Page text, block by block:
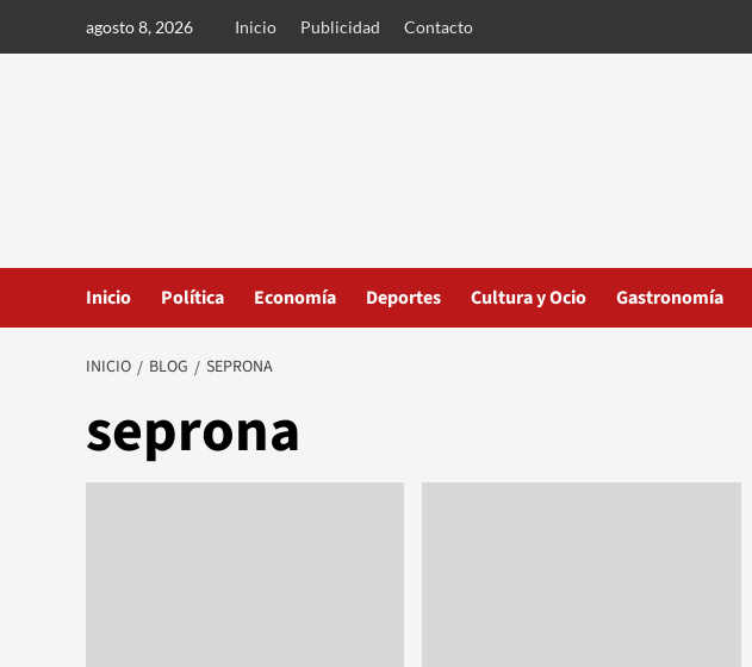
agosto 8, 2026 Inicio Publicidad Contacto
Inicio Política Economía Deportes Cultura y Ocio Gastronomía
INICIO BLOG SEPRONA
seprona